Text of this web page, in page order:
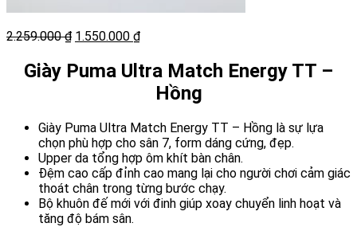
2.259.000₫ Giá
là:
2.259.000 ₫.
1.550.000 ₫Giá
tại
là:
1.550.000 ₫.
Giày Puma Ultra Match Energy TT –
Hồng
Giày Puma Ultra Match Energy TT – Hồng là sự lựa
chọn phù hợp cho sân 7, form dáng cứng, đẹp.
Upper da tổng hợp ôm khít bàn chân.
Đệm cao cấp đỉnh cao mang lại cho người chơi cảm giác
thoát chân trong từng bước chạy.
Bộ khuôn đế mới với đinh giúp xoay chuyển linh hoạt và
tăng độ bám sân.